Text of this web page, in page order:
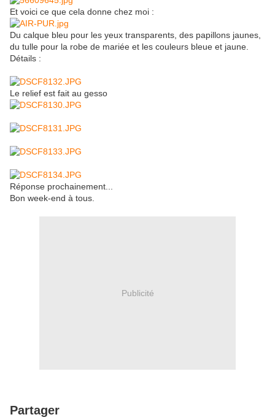
Et voici ce que cela donne chez moi :
Du calque bleu pour les yeux transparents, des papillons jaunes,
du tulle pour la robe de mariée et les couleurs bleue et jaune.
Détails :
Le relief est fait au gesso
Réponse prochainement...
Bon week-end à tous.
Publicité
Partager